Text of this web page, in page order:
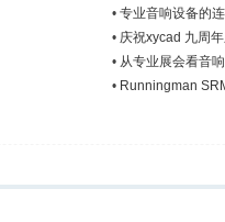
• 专业音响设备的
• 庆祝xycad 九周
• 从专业展会看音
• Runningman